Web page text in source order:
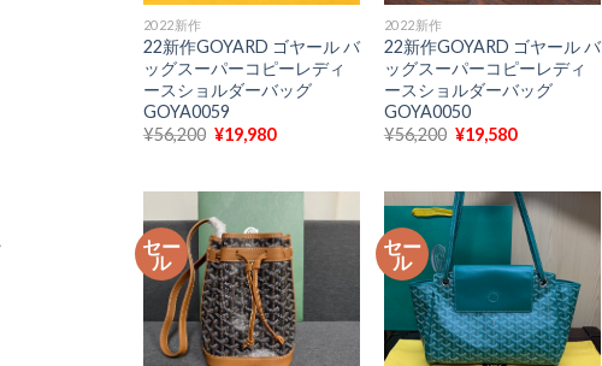
2022新作
22新作GOYARD ゴヤール バ
ッグスーパーコピーレディ
ースショルダーバッグ
GOYA0059
¥56,200 元
¥56,200
で
し
た。
¥19,980現
¥19,980
で
す。
2022新作
22新作GOYARD ゴヤール バ
ッグスーパーコピーレディ
ースショルダーバッグ
GOYA0050
¥56,200 元
は
¥56,200
で
し
た。
¥19,580現
格
は
¥19,580
で
す。
セー
ル
セー
ル